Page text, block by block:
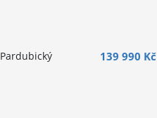
Pardubický 139 990 Kč